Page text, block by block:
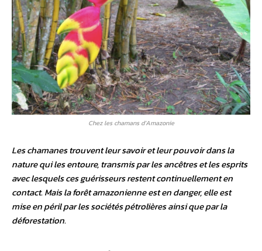
Chez les chamans d’Amazonie
Les chamanes trouvent leur savoir et leur pouvoir dans la
nature qui les entoure, transmis par les ancêtres et les esprits
avec lesquels ces guérisseurs restent continuellement en
contact. Mais la forêt amazonienne est en danger, elle est
mise en péril par les sociétés pétrolières ainsi que par la
déforestation.